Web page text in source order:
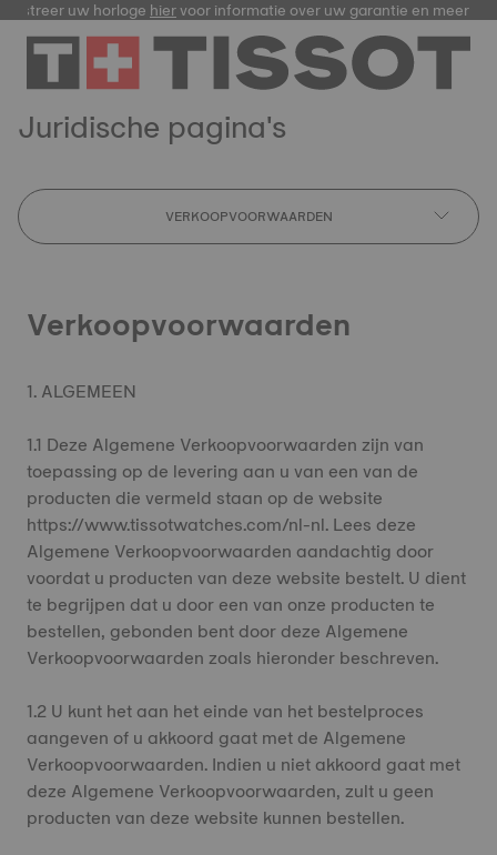
uw horlogehiervoor informatie over uw garantie en meer
Juridische pagina's
VERKOOPVOORWAARDEN
Verkoopvoorwaarden
1. ALGEMEEN
1.1 Deze Algemene Verkoopvoorwaarden zijn van
toepassing op de levering aan u van een van de
producten die vermeld staan op de website
https://www.tissotwatches.com/nl-nl. Lees deze
Algemene Verkoopvoorwaarden aandachtig door
voordat u producten van deze website bestelt. U dient
te begrijpen dat u door een van onze producten te
bestellen, gebonden bent door deze Algemene
Verkoopvoorwaarden zoals hieronder beschreven.
1.2 U kunt het aan het einde van het bestelproces
aangeven of u akkoord gaat met de Algemene
Verkoopvoorwaarden. Indien u niet akkoord gaat met
deze Algemene Verkoopvoorwaarden, zult u geen
producten van deze website kunnen bestellen.